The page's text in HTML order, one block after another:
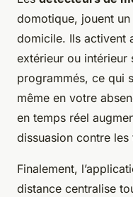
domotique, jouent
domicile. Ils activent
extérieur ou intérieur
programmés, ce qui
même en votre
en temps réel
dissuasion contre les
Finalement,
distance centralise